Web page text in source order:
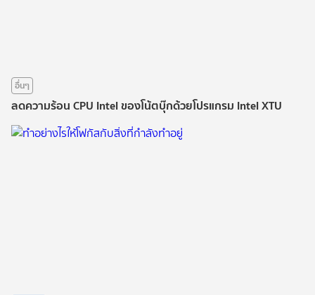
อื่นๆ
ลดความร้อน CPU Intel ของโน้ตบุ๊กด้วยโปรแกรม Intel XTU